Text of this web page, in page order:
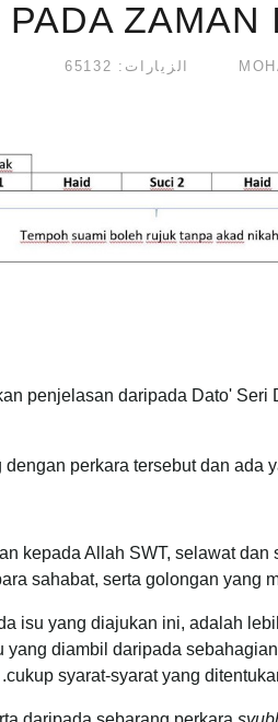
PADA ZAMAN
الزيارات: 65132
penjelasan daripada Dato'
perkara tersebut dan ada
kepada Allah SWT, selawat
sahabat, serta golongan yang
isu yang diajukan ini, adalah
yang diambil daripada
cukup syarat-syarat yang